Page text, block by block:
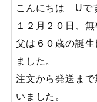
こんにちは Uで
１２月２０日、
父は６０歳の誕
ました。
注文から発送ま
いました。